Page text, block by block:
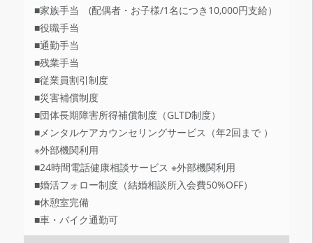
■家族手当 (配偶者・お子様/1名につき10,000円支給）
■役職手当
■通勤手当
■残業手当
■従業員割引制度
■災害補償制度
■団体長期障害所得補償制度（GLTD制度）
■メンタルケアカウンセリングサービス（年2回まで ）
※外部機関利用
■24時間電話健康相談サービス ※外部機関利用
■婚活フォロー制度（結婚相談所入会費50%OFF）
■休憩室完備
■車・バイク通勤可